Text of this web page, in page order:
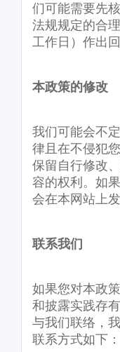
们可能需要先
法规规定的合
工作日）作出回
本政策的修改
我们可能会不
律且在不侵犯
保留自行修改
容的权利。如
会在本网站上
联系我们
如果您对本政
和披露实践存
与我们联络，
联系方式如下：